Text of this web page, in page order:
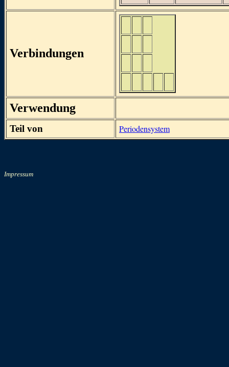
Verbindungen
Verwendung
Teil von Periodensystem
Impressum